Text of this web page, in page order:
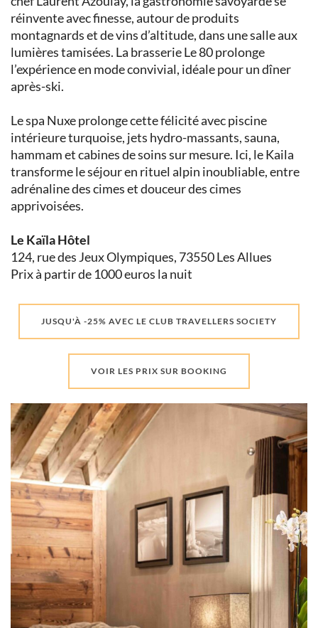
réinvente avec finesse, autour de produits
montagnards et de vins d’altitude, dans une salle aux
lumières tamisées. La brasserie Le 80 prolonge
l’expérience en mode convivial, idéale pour un dîner
après-ski.
Le spa Nuxe prolonge cette félicité avec piscine
intérieure turquoise, jets hydro-massants, sauna,
hammam et cabines de soins sur mesure. Ici, le Kaila
transforme le séjour en rituel alpin inoubliable, entre
adrénaline des cimes et douceur des cimes
apprivoisées.
Le Kaïla Hôtel
124, rue des Jeux Olympiques, 73550 Les Allues
Prix à partir de 1000 euros la nuit
JUSQU'À -25% AVEC LE CLUB TRAVELLERS SOCIETY
VOIR LES PRIX SUR BOOKING